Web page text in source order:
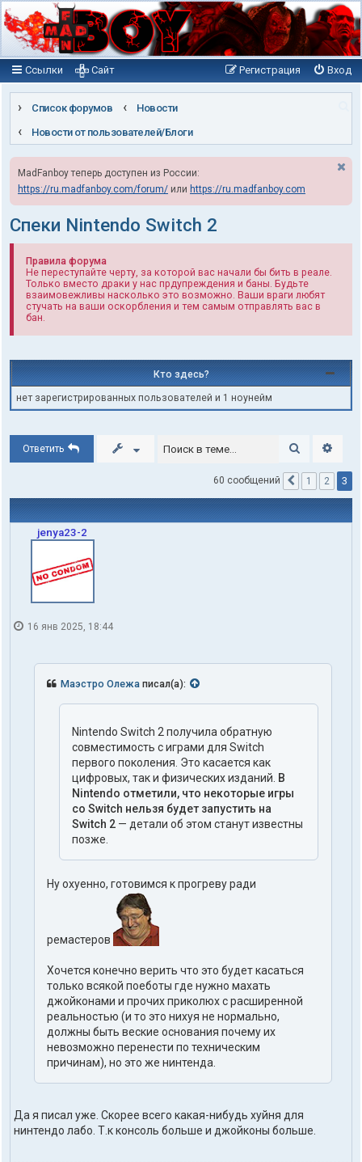
Ссылки Вход
Регистрация
Сайт
Список форумов
Новости
Новости от пользователей/Блоги
MadFanboy теперь доступен из России:
https://ru.madfanboy.com/forum/ или https://ru.madfanboy.com
Спеки Nintendo Switch 2
Правила форума
Не переступайте черту, за которой вас начали бы бить в реале.
Только вместо драки у нас прдупреждения и баны. Будьте
взаимовежливы насколько это возможно. Ваши враги любят
стучать на ваши оскорбления и тем самым отправлять вас в
бан.
Кто здесь?
нет зарегистрированных пользователей и 1 ноунейм
Ответить Поиск
60 сообщений Пред.
1 2 3
jenya23-2
16 янв 2025, 18:44
Маэстро Олежа писал(а):
Nintendo Switch 2 получила обратную
совместимость с играми для Switch
первого поколения. Это касается как
цифровых, так и физических изданий. В
Nintendo отметили, что некоторые игры
со Switch нельзя будет запустить на
Switch 2 — детали об этом станут известны
позже.
Ну охуенно, готовимся к прогреву ради
ремастеров
Хочется конечно верить что это будет касаться
только всякой поеботы где нужно махать
джойконами и прочих приколюх с расширенной
реальностью (и то это нихуя не нормально,
должны быть веские основания почему их
невозможно перенести по техническим
причинам), но это же нинтенда.
Да я писал уже. Скорее всего какая-нибудь хуйня для
нинтендо лабо. Т.к консоль больше и джойконы больше.